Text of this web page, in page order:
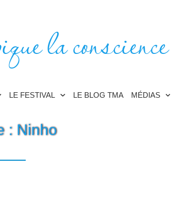
la conscience
LE FESTIVAL LE BLOG TMA MÉDIAS
: Ninho